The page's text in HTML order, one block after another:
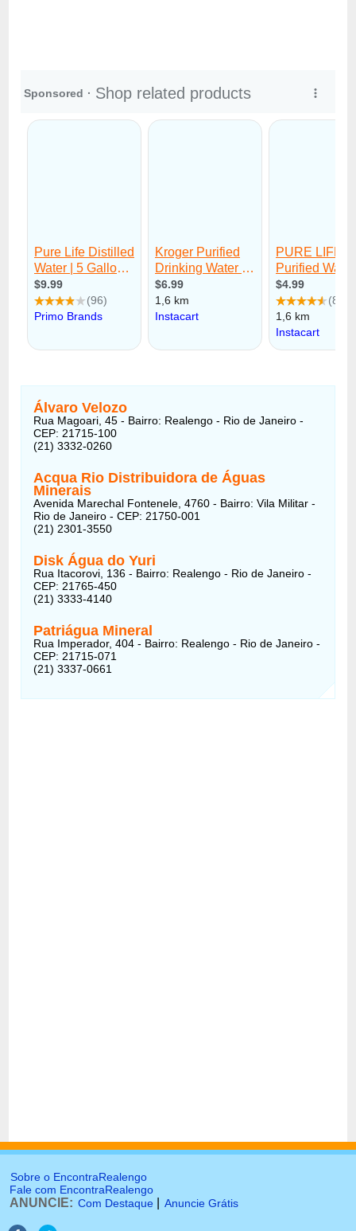
Álvaro Velozo
Rua Magoari, 45 - Bairro: Realengo - Rio de Janeiro -
CEP: 21715-100
(21) 3332-0260
Acqua Rio Distribuidora de Águas
Minerais
Avenida Marechal Fontenele, 4760 - Bairro: Vila Militar -
Rio de Janeiro - CEP: 21750-001
(21) 2301-3550
Disk Água do Yuri
Rua Itacorovi, 136 - Bairro: Realengo - Rio de Janeiro -
CEP: 21765-450
(21) 3333-4140
Patriágua Mineral
Rua Imperador, 404 - Bairro: Realengo - Rio de Janeiro -
CEP: 21715-071
(21) 3337-0661
Sobre o EncontraRealengo
Fale com EncontraRealengo
ANUNCIE: Com Destaque Anuncie Grátis